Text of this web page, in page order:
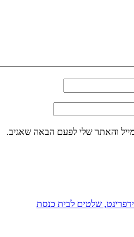
והאתר שלי לפעם הבאה שאגיב.